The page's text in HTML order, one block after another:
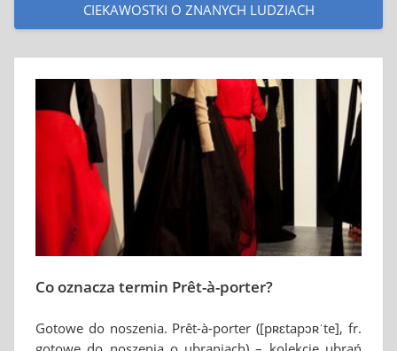
CIEKAWOSTKI O ZNANYCH LUDZIACH
Co oznacza termin Prêt-à-porter?
Gotowe do noszenia. Prêt-à-porter ([pʀɛtapɔʀˈte], fr.